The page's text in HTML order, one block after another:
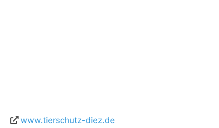
www.tierschutz-diez.de